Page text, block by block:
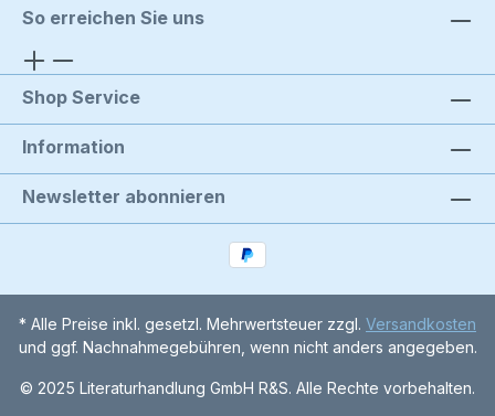
So erreichen Sie uns
Shop Service
Information
Newsletter abonnieren
* Alle Preise inkl. gesetzl. Mehrwertsteuer zzgl. Versandkosten
und ggf. Nachnahmegebühren, wenn nicht anders angegeben.
© 2025 Literaturhandlung GmbH R&S. Alle Rechte vorbehalten.